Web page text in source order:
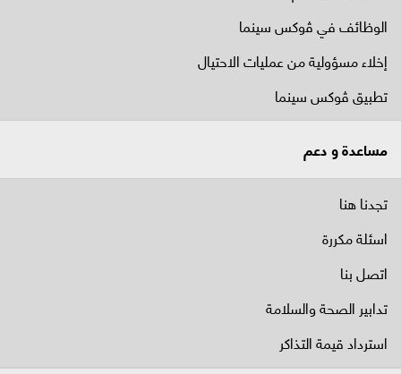
الوظائف في ﭬوكس سينما
إخلاء مسؤولية من عمليات الاحتيال
تطبيق ڤوكس سينما
مساعدة و دعم
تجدنا هنا
اسئلة مكررة
اتصل بنا
تدابير الصحة والسلامة
استرداد قيمة التذاكر